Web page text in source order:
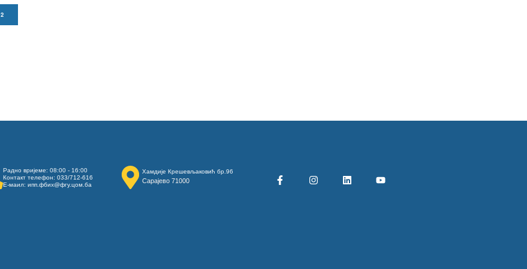
2
Радно вријеме: 08:00 - 16:00
Контакт телефон: 033/712-616
Е-маил: ипп.фбих@фгу.цом.ба
Хамдије Крешевљаковић бр.96
Сарајево 71000